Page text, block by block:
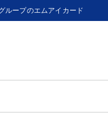
ループのエムアイカード